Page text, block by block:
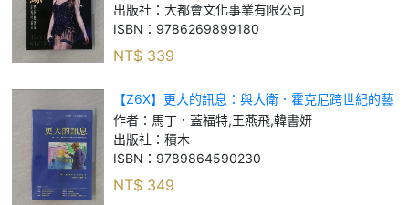
出版社： 大都會文化事業有限公司
ISBN： 9786269899180
NT$ 339
【Z6X】更大的訊息：與大衛．霍克尼跨世紀的藝
術對話_馬丁．蓋福特, 王燕飛, 韓書妍
作者： 馬丁．蓋福特,王燕飛,韓書妍
出版社： 積木
ISBN： 9789864590230
NT$ 349